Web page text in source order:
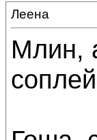
Леена
Млин,